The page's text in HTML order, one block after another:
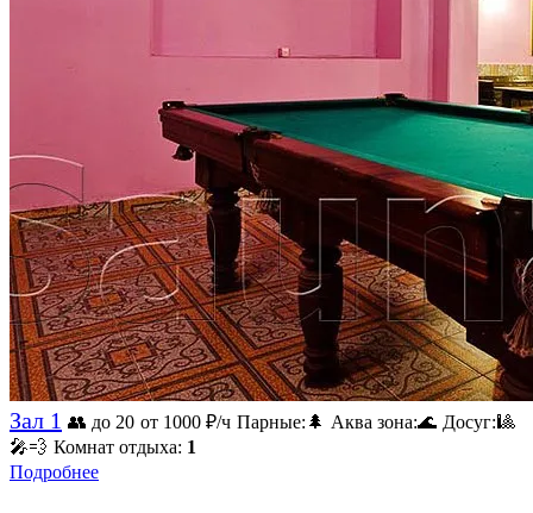
Зал 1 👥 до 20 от 1000 ₽/ч Парные: 🌲 Аква зона:🌊 Досуг:🎱
🎤💨 Комнат отдыха: 1
Подробнее